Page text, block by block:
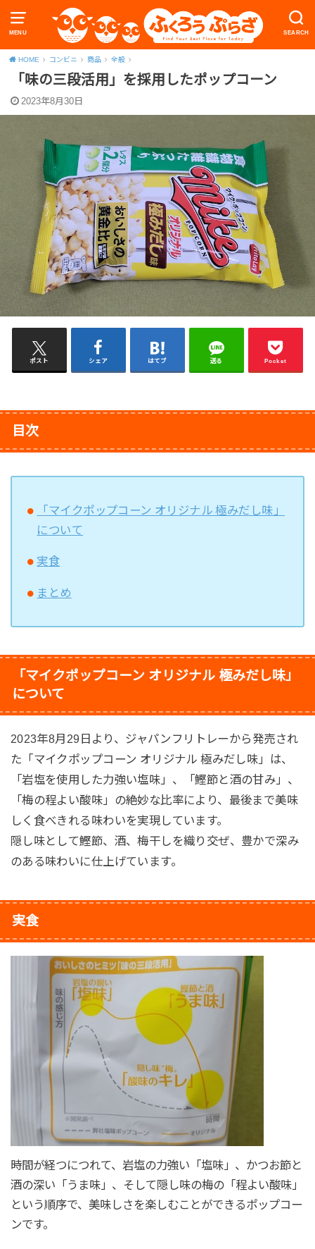
MENU SEARCH
HOME コンビニ 商品 全般
「味の三段活用」を採用したポップコーン
2023年8月30日
ポスト シェア はてブ 送る Pocket
目次
「マイクポップコーン オリジナル 極みだし味」
について
実食
まとめ
「マイクポップコーン オリジナル 極みだし味」
について
2023年8月29日より、ジャパンフリトレーから発売され
た「マイクポップコーン オリジナル 極みだし味」は、
「岩塩を使用した力強い塩味」、「鰹節と酒の甘み」、
「梅の程よい酸味」の絶妙な比率により、最後まで美味
しく食べきれる味わいを実現しています。
隠し味として鰹節、酒、梅干しを織り交ぜ、豊かで深み
のある味わいに仕上げています。
実食
時間が経つにつれて、岩塩の力強い「塩味」、かつお節と
酒の深い「うま味」、そして隠し味の梅の「程よい酸味」
という順序で、美味しさを楽しむことができるポップコー
ンです。